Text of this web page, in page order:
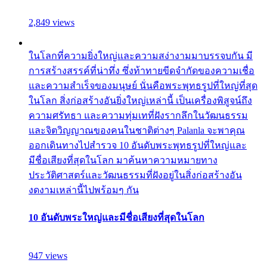
2,849 views
ในโลกที่ความยิ่งใหญ่และความสง่างามมาบรรจบกัน มี
การสร้างสรรค์ที่น่าทึ่ง ซึ่งท้าทายขีดจำกัดของความเชื่อ
และความสำเร็จของมนุษย์ นั่นคือพระพุทธรูปที่ใหญ่ที่สุด
ในโลก สิ่งก่อสร้างอันยิ่งใหญ่เหล่านี้ เป็นเครื่องพิสูจน์ถึง
ความศรัทธา และความทุ่มเทที่ฝังรากลึกในวัฒนธรรม
และจิตวิญญาณของคนในชาติต่างๆ Palanla จะพาคุณ
ออกเดินทางไปสำรวจ 10 อันดับพระพุทธรูปที่ใหญ่และ
มีชื่อเสียงที่สุดในโลก มาค้นหาความหมายทาง
ประวัติศาสตร์และวัฒนธรรมที่ฝังอยู่ในสิ่งก่อสร้างอัน
งดงามเหล่านี้ไปพร้อมๆ กัน
10 อันดับพระใหญ่และมีชื่อเสียงที่สุดในโลก
947 views